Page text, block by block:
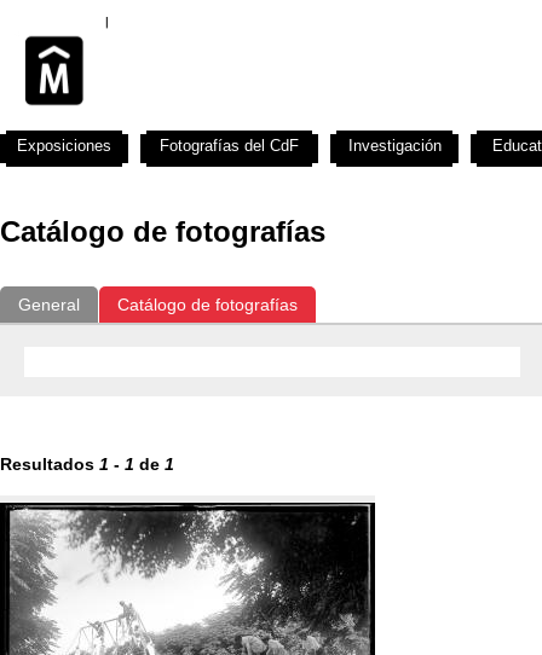
Catálogo de fotografías
General Catálogo de fotografías
Resultados 1 - 1 de 1
Exposiciones Fotografías del CdF Investigación